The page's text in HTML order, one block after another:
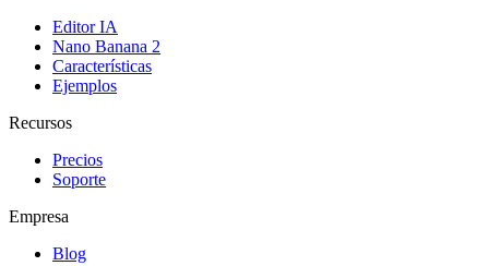
Editor IA
Nano Banana 2
Características
Ejemplos
Recursos
Precios
Soporte
Empresa
Blog